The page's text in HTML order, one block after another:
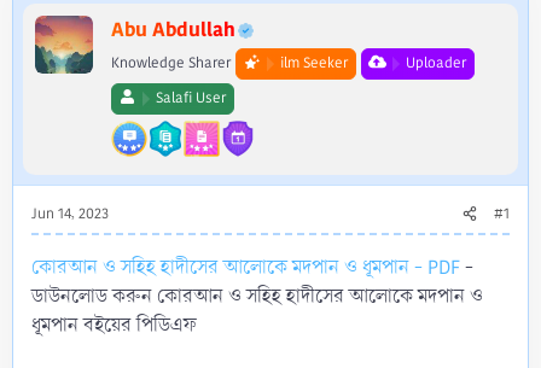
r
Abu Abdullah
Knowledge Sharer ilm Seeker
Uploader
Salafi User
Jun 14, 2023 #1
কোরআন ও সহিহ হাদীসের আলোকে মদপান ও ধূমপান - PDF-
ডাউনলোড করুন কোরআন ও সহিহ হাদীসের আলোকে মদপান ও
ধূমপান বইয়ের পিডিএফ